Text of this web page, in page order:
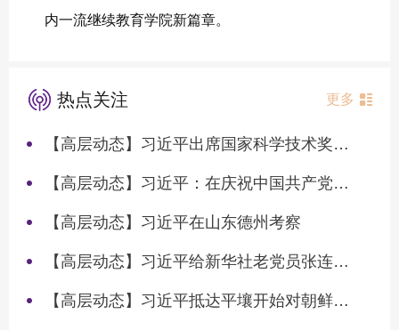
内一流继续教育学院新篇章。
热点关注 更多
【高层动态】习近平出席国家科学技术奖励大会两院院士大会中国科协第十一次全国代表大会并发表重要讲话
【高层动态】习近平：在庆祝中国共产党成立105周年大会上的讲话
【高层动态】习近平在山东德州考察
【高层动态】习近平给新华社老党员张连生回信强调 传承红色基因 在新征程上书写优异答卷
【高层动态】习近平抵达平壤开始对朝鲜进行国事访问